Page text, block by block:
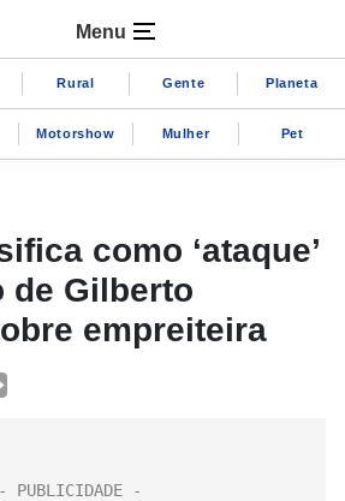
Menu
Rural Gente Planeta
Motorshow Mulher Pet
como ‘ataque’
de Gilberto
empreiteira